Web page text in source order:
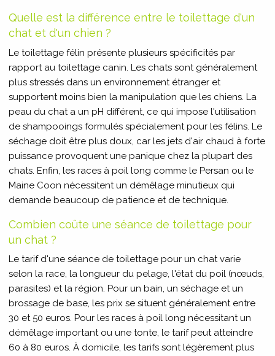
Quelle est la différence entre le toilettage d'un
chat et d'un chien ?
Le toilettage félin présente plusieurs spécificités par
rapport au toilettage canin. Les chats sont généralement
plus stressés dans un environnement étranger et
supportent moins bien la manipulation que les chiens. La
peau du chat a un pH différent, ce qui impose l'utilisation
de shampooings formulés spécialement pour les félins. Le
séchage doit être plus doux, car les jets d'air chaud à forte
puissance provoquent une panique chez la plupart des
chats. Enfin, les races à poil long comme le Persan ou le
Maine Coon nécessitent un démêlage minutieux qui
demande beaucoup de patience et de technique.
Combien coûte une séance de toilettage pour
un chat ?
Le tarif d'une séance de toilettage pour un chat varie
selon la race, la longueur du pelage, l'état du poil (nœuds,
parasites) et la région. Pour un bain, un séchage et un
brossage de base, les prix se situent généralement entre
30 et 50 euros. Pour les races à poil long nécessitant un
démêlage important ou une tonte, le tarif peut atteindre
60 à 80 euros. À domicile, les tarifs sont légèrement plus